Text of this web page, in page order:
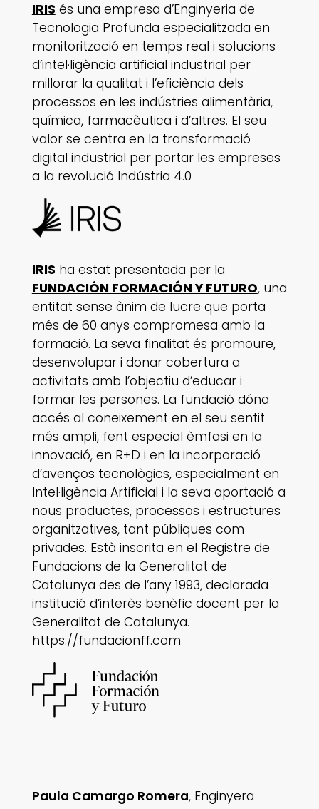
IRIS és una empresa d’Enginyeria de
Tecnologia Profunda especialitzada en
monitorització en temps real i solucions
d’intel·ligència artificial industrial per
millorar la qualitat i l’eficiència dels
processos en les indústries alimentària,
química, farmacèutica i d’altres. El seu
valor se centra en la transformació
digital industrial per portar les empreses
a la revolució Indústria 4.0
IRIS ha estat presentada per la
FUNDACIÓN FORMACIÓN Y FUTURO, una
entitat sense ànim de lucre que porta
més de 60 anys compromesa amb la
formació. La seva finalitat és promoure,
desenvolupar i donar cobertura a
activitats amb l’objectiu d’educar i
formar les persones. La fundació dóna
accés al coneixement en el seu sentit
més ampli, fent especial èmfasi en la
innovació, en R+D i en la incorporació
d’avenços tecnològics, especialment en
Intel·ligència Artificial i la seva aportació a
nous productes, processos i estructures
organitzatives, tant públiques com
privades. Està inscrita en el Registre de
Fundacions de la Generalitat de
Catalunya des de l’any 1993, declarada
institució d’interès benèfic docent per la
Generalitat de Catalunya.
https://fundacionff.com
Paula Camargo Romera, Enginyera